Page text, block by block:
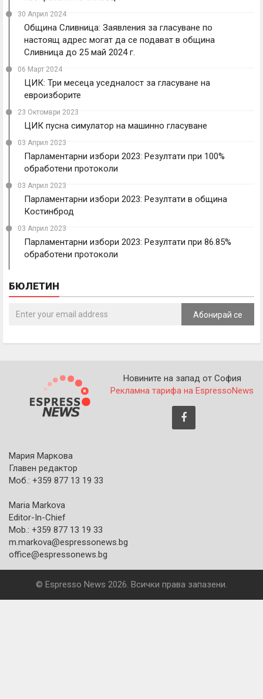
30 Април 2024
Община Сливница: Заявления за гласуване по
настоящ адрес могат да се подават в община
Сливница до 25 май 2024 г.
06 Март 2024
ЦИК: Три месеца уседналост за гласуване на
евроизборите
23 Октомври 2023
ЦИК пусна симулатор на машинно гласуване
03 Април 2023
Парламентарни избори 2023: Резултати при 100%
обработени протоколи
03 Април 2023
Парламентарни избори 2023: Резултати в община
Костинброд
03 Април 2023
Парламентарни избори 2023: Резултати при 86.85%
обработени протоколи
БЮЛЕТИН
Абонирай се
Новините на запад от София
Рекламна тарифа на EspressoNews
Мария Маркова
Главен редактор
Моб.: +359 877 13 19 33
Maria Markova
Editor-In-Chief
Mob.: +359 877 13 19 33
m.markova@espressonews.bg
office@espressonews.bg
© Espresso News 2026. Всички права запазени.